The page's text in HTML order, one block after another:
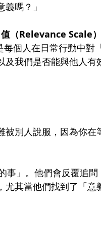
嗎？」
（Relevance Scale）
個人在日常行動中對
及我們是否能與他人有
被別人說服，因為你在
事」。他們會反覆追問
尤其當他們找到了「意